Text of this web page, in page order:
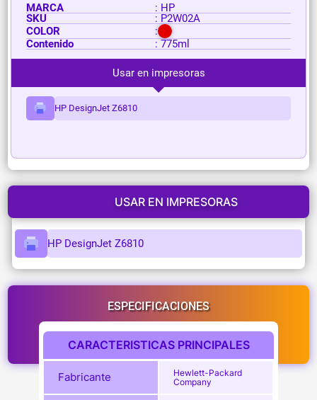
MARCA
: HP
SKU
: P2W02A
COLOR
:
Contenido
: 775ml
Usar en impresoras
HP DesignJet Z6810
USAR EN IMPRESORAS
HP DesignJet Z6810
ESPECIFICACIONES
CARACTERISTICAS PRINCIPALES
Fabricante
Hewlett-Packard
Company